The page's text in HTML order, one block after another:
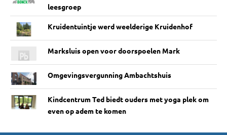
leesgroep
Kruidentuintje werd weelderige Kruidenhof
Marksluis open voor doorspoelen Mark
Omgevingsvergunning Ambachtshuis
Kindcentrum Ted biedt ouders met yoga plek om
even op adem te komen